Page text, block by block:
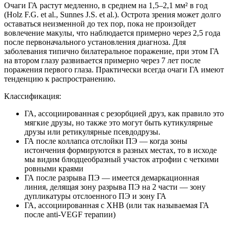
Очаги ГА растут медленно, в среднем на 1,5–2,1 мм² в год
(Holz F.G. et al., Sunnes J.S. et al.). Острота зрения может долго
оставаться неизменной до тех пор, пока не произойдет
вовлечение макулы, что наблюдается примерно через 2,5 года
после первоначального установления диагноза. Для
заболевания типично билатеральное поражение, при этом ГА
на втором глазу развивается примерно через 7 лет после
поражения первого глаза. Практически всегда очаги ГА имеют
тенденцию к распространению.
Классификация:
ГА, ассоциированная с резорбцией друз, как правило это
мягкие друзы, но также это могут быть кутикулярные
друзы или ретикулярные псевдодрузы.
ГА после коллапса отслойки ПЭ — когда зоны
истончения формируются в разных местах, то в исходе
мы видим блюдцеобразный участок атрофии с четкими
ровными краями
ГА после разрыва ПЭ — имеется демаркационная
линия, делящая зону разрыва ПЭ на 2 части — зону
дупликатуры отслоенного ПЭ и зону ГА
ГА, ассоциированная с ХНВ (или так называемая ГА
после anti-VEGF терапии)